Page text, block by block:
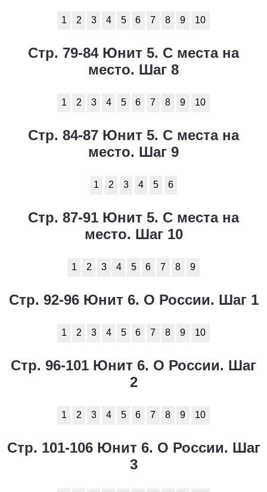
1 2 3 4 5 6 7 8 9 10
Стр. 79-84 Юнит 5. С места на
место. Шаг 8
1 2 3 4 5 6 7 8 9 10
Стр. 84-87 Юнит 5. С места на
место. Шаг 9
1 2 3 4 5 6
Стр. 87-91 Юнит 5. С места на
место. Шаг 10
1 2 3 4 5 6 7 8 9
Стр. 92-96 Юнит 6. О России. Шаг 1
1 2 3 4 5 6 7 8 9 10
Стр. 96-101 Юнит 6. О России. Шаг
2
1 2 3 4 5 6 7 8 9 10
Стр. 101-106 Юнит 6. О России. Шаг
3